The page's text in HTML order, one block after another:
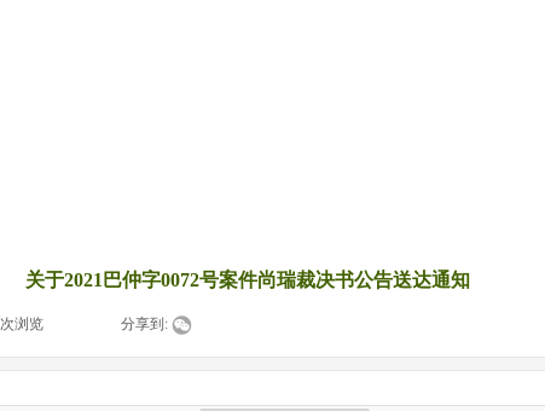
关于2021巴仲字0072号案件尚瑞裁决书公告送达通知
次浏览 分享到: